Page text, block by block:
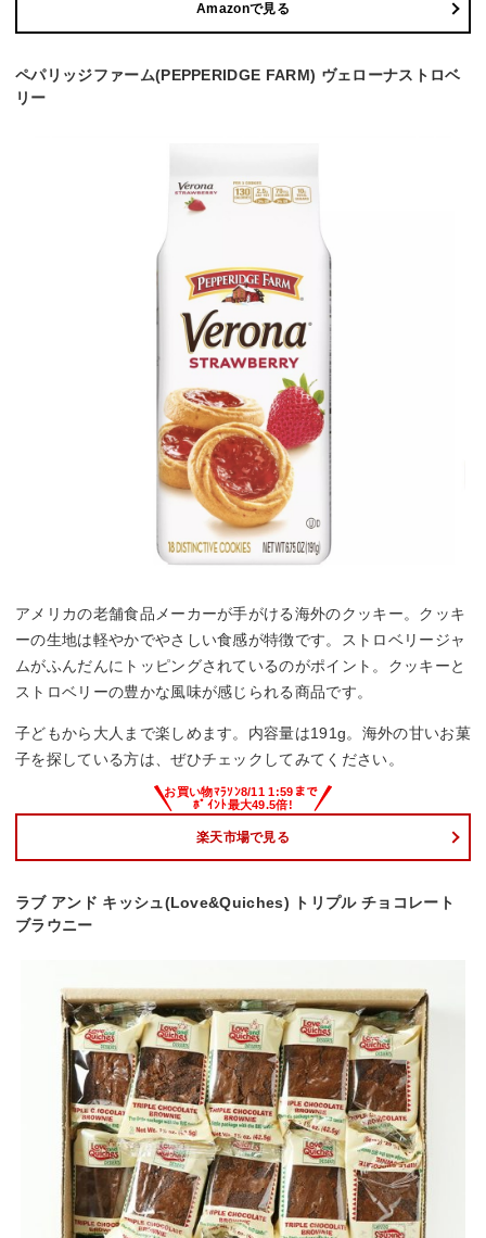
Amazonで見る
ペパリッジファーム(PEPPERIDGE FARM) ヴェローナストロベ
リー
アメリカの老舗食品メーカーが手がける海外のクッキー。クッキ
ーの生地は軽やかでやさしい食感が特徴です。ストロベリージャ
ムがふんだんにトッピングされているのがポイント。クッキーと
ストロベリーの豊かな風味が感じられる商品です。
子どもから大人まで楽しめます。内容量は191g。海外の甘いお菓
子を探している方は、ぜひチェックしてみてください。
楽天市場で見る
ラブ アンド キッシュ(Love&Quiches) トリプル チョコレート
ブラウニー